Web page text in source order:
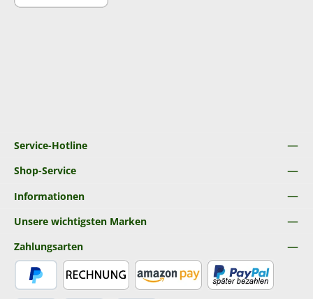
Service-Hotline
Shop-Service
Informationen
Unsere wichtigsten Marken
Zahlungsarten